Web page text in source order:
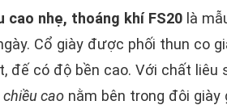
cao nhẹ, thoáng khí FS20 là
Cổ giày được phối thun co
đế có độ bền cao. Với chất liêu
cao nằm bên trong đôi giày